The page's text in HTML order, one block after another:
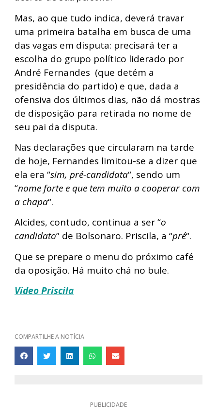
Mas, ao que tudo indica, deverá travar
uma primeira batalha em busca de uma
das vagas em disputa: precisará ter a
escolha do grupo político liderado por
André Fernandes (que detém a
presidência do partido) e que, dada a
ofensiva dos últimos dias, não dá mostras
de disposição para retirada no nome de
seu pai da disputa.
Nas declarações que circularam na tarde
de hoje, Fernandes limitou-se a dizer que
ela era “sim, pré-candidata“, sendo um
“nome forte e que tem muito a cooperar com
a chapa“.
Alcides, contudo, continua a ser “o
candidato” de Bolsonaro. Priscila, a “pré“.
Que se prepare o menu do próximo café
da oposição. Há muito chá no bule.
Vídeo Priscila
COMPARTILHE A NOTÍCIA
PUBLICIDADE